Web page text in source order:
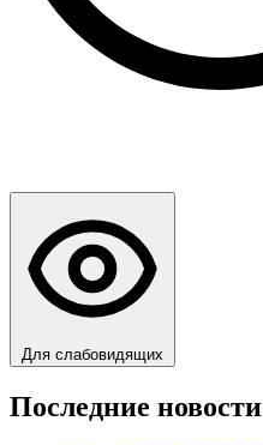
Для слабовидящих
Последние новости